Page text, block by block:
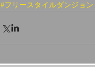
#フリースタイルダンジョン